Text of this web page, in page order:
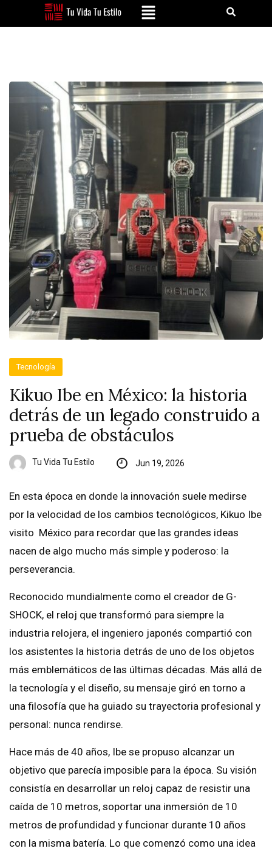
Tecnología
Kikuo Ibe en México: la historia
detrás de un legado construido a
prueba de obstáculos
Tu Vida Tu Estilo Jun 19, 2026
En esta época en donde la innovación suele medirse
por la velocidad de los cambios tecnológicos, Kikuo Ibe
visito México para recordar que las grandes ideas
nacen de algo mucho más simple y poderoso: la
perseverancia.
Reconocido mundialmente como el creador de G-
SHOCK, el reloj que transformó para siempre la
industria relojera, el ingeniero japonés compartió con
los asistentes la historia detrás de uno de los objetos
más emblemáticos de las últimas décadas. Más allá de
la tecnología y el diseño, su mensaje giró en torno a
una filosofía que ha guiado su trayectoria profesional y
personal: nunca rendirse.
Hace más de 40 años, Ibe se propuso alcanzar un
objetivo que parecía imposible para la época. Su visión
consistía en desarrollar un reloj capaz de resistir una
caída de 10 metros, soportar una inmersión de 10
metros de profundidad y funcionar durante 10 años
con la misma batería. Lo que comenzó como una idea